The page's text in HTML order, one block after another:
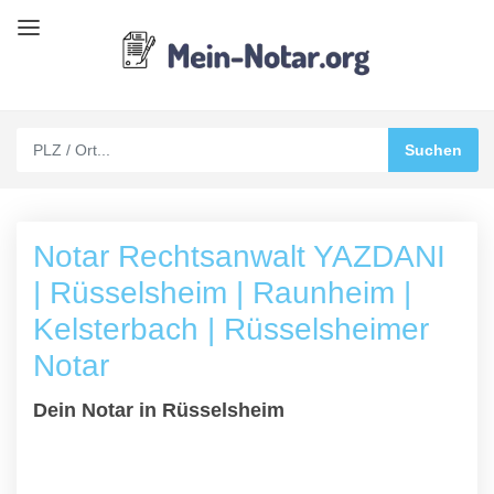
Notar Rechtsanwalt YAZDANI
| Rüsselsheim | Raunheim |
Kelsterbach | Rüsselsheimer
Notar
Dein Notar in Rüsselsheim